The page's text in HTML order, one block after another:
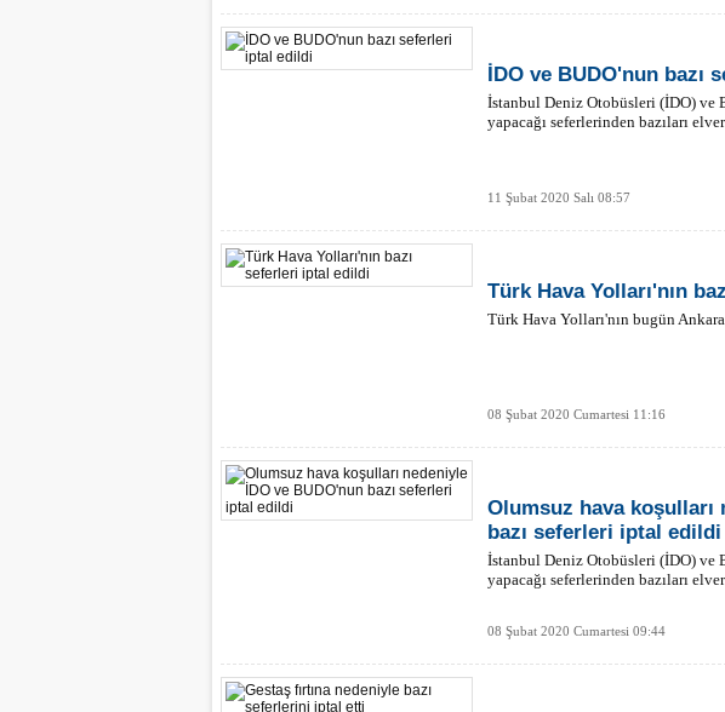
İDO ve BUDO'nun bazı
İstanbul Deniz Otobüsleri (İDO) ve
yapacağı seferlerinden bazıları
11 Şubat 2020 Salı 08:57
Türk Hava Yolları'nın
Türk Hava Yolları'nın bugün
08 Şubat 2020 Cumartesi 11:16
Olumsuz hava koşulları
bazı seferleri iptal edildi
İstanbul Deniz Otobüsleri (İDO) ve
yapacağı seferlerinden bazıları
08 Şubat 2020 Cumartesi 09:44